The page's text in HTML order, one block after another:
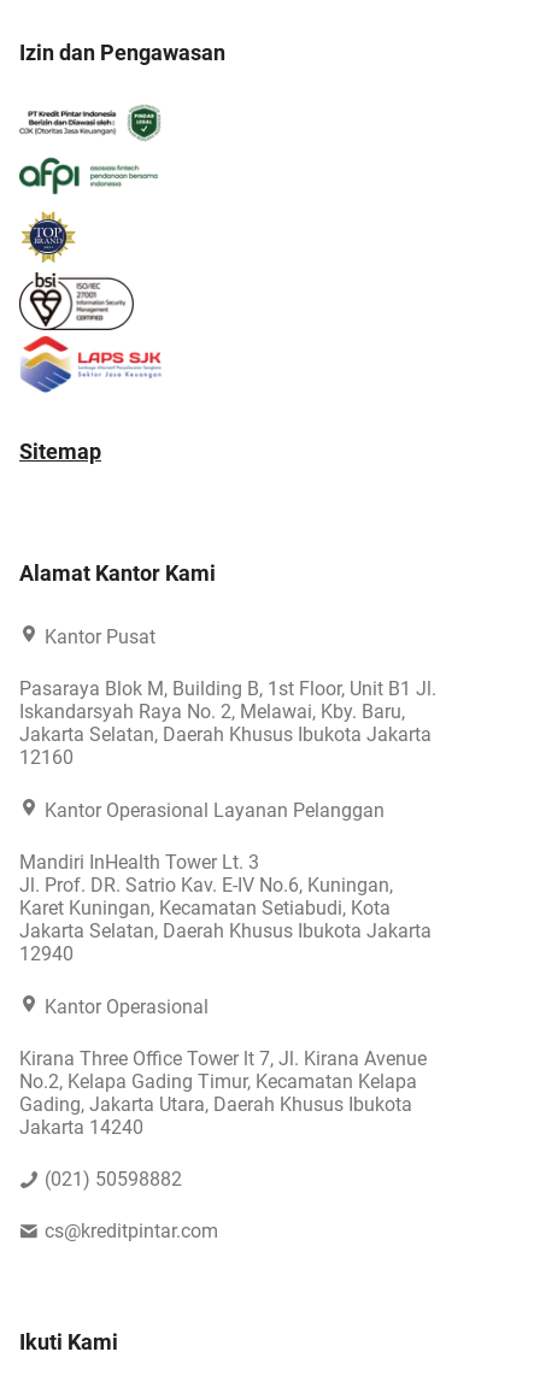
Izin dan Pengawasan
Sitemap
Alamat Kantor Kami
Kantor Pusat
Pasaraya Blok M, Building B, 1st Floor, Unit B1 Jl.
Iskandarsyah Raya No. 2, Melawai, Kby. Baru,
Jakarta Selatan, Daerah Khusus Ibukota Jakarta
12160
Kantor Operasional Layanan Pelanggan
Mandiri InHealth Tower Lt. 3
Jl. Prof. DR. Satrio Kav. E-IV No.6, Kuningan,
Karet Kuningan, Kecamatan Setiabudi, Kota
Jakarta Selatan, Daerah Khusus Ibukota Jakarta
12940
Kantor Operasional
Kirana Three Office Tower lt 7, Jl. Kirana Avenue
No.2, Kelapa Gading Timur, Kecamatan Kelapa
Gading, Jakarta Utara, Daerah Khusus Ibukota
Jakarta 14240
(021) 50598882
cs@kreditpintar.com
Ikuti Kami